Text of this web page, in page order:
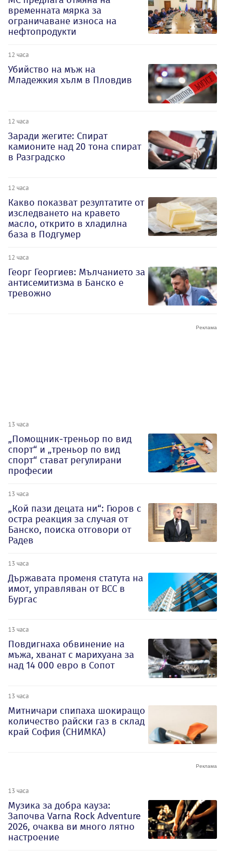
временната мярка за
ограничаване износа на
нефтопродукти
12 часа
Убийство на мъж на
Младежкия хълм в Пловдив
12 часа
Заради жегите: Спират
камионите над 20 тона спират
в Разградско
12 часа
Какво показват резултатите от
изследването на кравето
масло, открито в хладилна
база в Подгумер
12 часа
Георг Георгиев: Мълчанието за
антисемитизма в Банско е
тревожно
13 часа
„Помощник-треньор по вид
спорт“ и „треньор по вид
спорт“ стават регулирани
професии
13 часа
„Кой пази децата ни“: Гюров с
остра реакция за случая от
Банско, поиска отговори от
Радев
13 часа
Държавата променя статута на
имот, управляван от ВСС в
Бургас
13 часа
Повдигнаха обвинение на
мъжа, хванат с марихуана за
над 14 000 евро в Сопот
13 часа
Митничари спипаха шокиращо
количество райски газ в склад
край София (СНИМКА)
13 часа
Музика за добра кауза:
Започва Varna Rock Adventure
2026, очаква ви много лятно
настроение